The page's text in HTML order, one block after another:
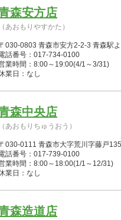
森安方店
（あおもりやすかた）
030-0803 青森市安方2-2-3 青森駅
話番号：017-734-0100
業時間：8:00～19:00(4/1～3/31)
業日：なし
森中央店
（あおもりちゅうおう）
030-0111 青森市大字荒川字藤戸
話番号：017-739-0100
業時間：8:00～18:00(1/1～12/31)
業日：なし
森造道店